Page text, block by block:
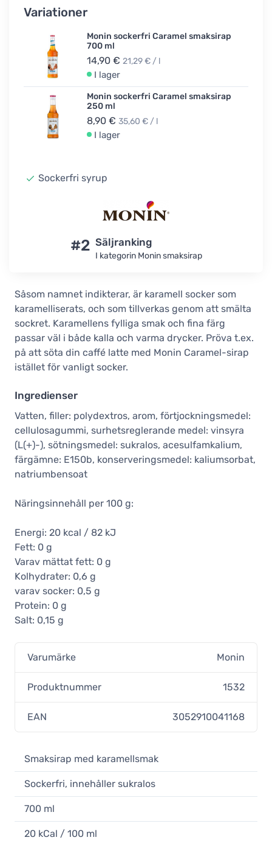
Variationer
Monin sockerfri Caramel smaksirap
700 ml
14,90 € 21,29 € / l
I lager
Monin sockerfri Caramel smaksirap
250 ml
8,90 € 35,60 € / l
I lager
Sockerfri syrup
#2 Säljranking
I kategorin Monin smaksirap
Såsom namnet indikterar, är karamell socker som
karamelliserats, och som tillverkas genom att smälta
sockret. Karamellens fylliga smak och fina färg
passar väl i både kalla och varma drycker. Pröva t.ex.
på att söta din caffé latte med Monin Caramel-sirap
istället för vanligt socker.
Ingredienser
Vatten, filler: polydextros, arom, förtjockningsmedel:
cellulosagummi, surhetsreglerande medel: vinsyra
(L(+)-), sötningsmedel: sukralos, acesulfamkalium,
färgämne: E150b, konserveringsmedel: kaliumsorbat,
natriumbensoat
Näringsinnehåll per 100 g:
Energi: 20 kcal / 82 kJ
Fett: 0 g
Varav mättat fett: 0 g
Kolhydrater: 0,6 g
varav socker: 0,5 g
Protein: 0 g
Salt: 0,15 g
Varumärke Monin
Produktnummer 1532
EAN 3052910041168
Smaksirap med karamellsmak
Sockerfri, innehåller sukralos
700 ml
20 kCal / 100 ml